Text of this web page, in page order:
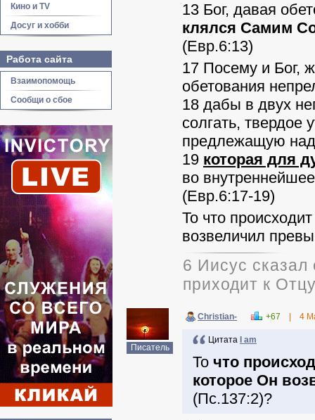
Кино и TV
Досуг и хобби
Работа сайта
Взаимопомощь
Сообщи о сбое
13 Бог, давая
клялся Самим
(Евр.6:13)
17 Посему и Бог,
обетования
18 дабы в двух
солгать, твердое
предлежащую
19 которая для
во
(Евр.6:17-19)
То что
возвеличил
6 Иисус
приходит к
Писатель
Christian- +67 4
Цитата I am
То что
которое Он
(Пс.137:2)?